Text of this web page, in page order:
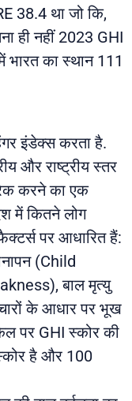
38.4 था जो कि,
ही नहीं 2023 GHI
भारत का स्थान 111
इंडेक्स करता है.
और राष्ट्रीय स्तर
करने का एक
में कितने लोग
पर आधारित हैं:
(Child
बाल मृत्यु
के आधार पर भूख
पर GHI स्कोर की
है और 100